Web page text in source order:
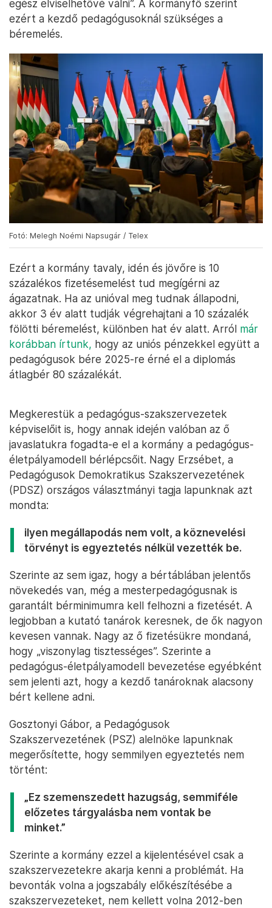
egész elviselhetővé válni”. A kormányfő szerint
ezért a kezdő pedagógusoknál szükséges a
béremelés.
Fotó: Melegh Noémi Napsugár / Telex
Ezért a kormány tavaly, idén és jövőre is 10
százalékos fizetésemelést tud megígérni az
ágazatnak. Ha az unióval meg tudnak állapodni,
akkor 3 év alatt tudják végrehajtani a 10 százalék
fölötti béremelést, különben hat év alatt. Arról már
korábban írtunk, hogy az uniós pénzekkel együtt a
pedagógusok bére 2025-re érné el a diplomás
átlagbér 80 százalékát.
Megkerestük a pedagógus-szakszervezetek
képviselőit is, hogy annak idején valóban az ő
javaslatukra fogadta-e el a kormány a pedagógus-
életpályamodell bérlépcsőit. Nagy Erzsébet, a
Pedagógusok Demokratikus Szakszervezetének
(PDSZ) országos választmányi tagja lapunknak azt
mondta:
ilyen megállapodás nem volt, a köznevelési
törvényt is egyeztetés nélkül vezették be.
Szerinte az sem igaz, hogy a bértáblában jelentős
növekedés van, még a mesterpedagógusnak is
garantált bérminimumra kell felhozni a fizetését. A
legjobban a kutató tanárok keresnek, de ők nagyon
kevesen vannak. Nagy az ő fizetésükre mondaná,
hogy „viszonylag tisztességes”. Szerinte a
pedagógus-életpályamodell bevezetése egyébként
sem jelenti azt, hogy a kezdő tanároknak alacsony
bért kellene adni.
Gosztonyi Gábor, a Pedagógusok
Szakszervezetének (PSZ) alelnöke lapunknak
megerősítette, hogy semmilyen egyeztetés nem
történt:
„Ez szemenszedett hazugság, semmiféle
előzetes tárgyalásba nem vontak be
minket.”
Szerinte a kormány ezzel a kijelentésével csak a
szakszervezetekre akarja kenni a problémát. Ha
bevonták volna a jogszabály előkészítésébe a
szakszervezeteket, nem kellett volna 2012-ben